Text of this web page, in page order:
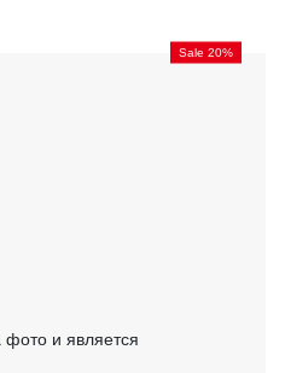
Sale 20%
фото и является